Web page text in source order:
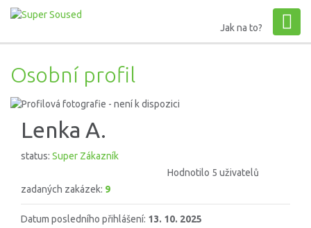
Jak na to?
Osobní profil
Lenka A.
status: Super Zákazník
Hodnotilo 5 uživatelů
zadaných zakázek: 9
Datum posledního přihlášení: 13. 10. 2025